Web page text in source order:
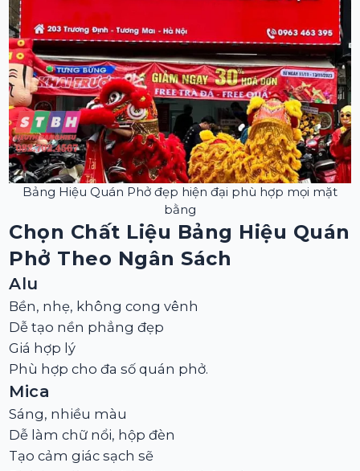
Bảng Hiệu Quán Phở đẹp hiện đại phù hợp mọi mặt
bằng
Chọn Chất Liệu Bảng Hiệu Quán
Phở Theo Ngân Sách
Alu
Bền, nhẹ, không cong vênh
Dễ tạo nền phẳng đẹp
Giá hợp lý
Phù hợp cho đa số quán phở.
Mica
Sáng, nhiều màu
Dễ làm chữ nổi, hộp đèn
Tạo cảm giác sạch sẽ